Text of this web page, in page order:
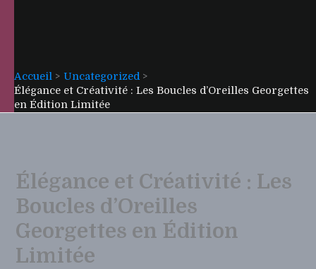
Accueil
Uncategorized
Élégance et Créativité : Les Boucles d’Oreilles Georgettes
en Édition Limitée
Élégance et Créativité : Les
Boucles d’Oreilles
Georgettes en Édition
Limitée